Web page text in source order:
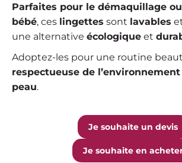
Parfaites pour le démaquillage
bébé, ces lingettes sont lavables
une alternative écologique et
Adoptez-les pour une routine
respectueuse de
peau.
Je souhaite un devis
Je souhaite en